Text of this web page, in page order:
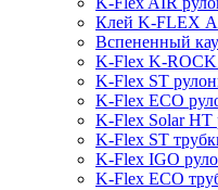
Клей K-FLEX
Вспененный
K-Flex K-
K-Flex ST
K-Flex ECO
K-Flex Solar HT
K-Flex ST
K-Flex IGO
K-Flex ECO